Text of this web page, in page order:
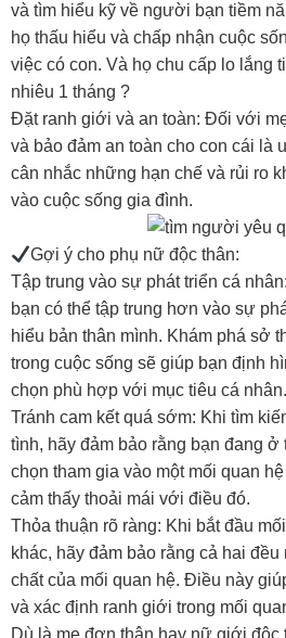
và tìm hiểu kỹ về người bạn tiềm
họ thấu hiểu và chấp nhận cuộc
việc có con. Và họ chu cấp lo lắng
nhiêu 1 tháng ?
Đặt ranh giới và an toàn: Đối với
và bảo đảm an toàn cho con cái là
cân nhắc những hạn chế và rủi ro
vào cuộc sống gia đình.
Gợi ý cho phụ nữ độc thân:
Tập trung vào sự phát triển cá
bạn có thể tập trung hơn vào sự
hiểu bản thân mình. Khám phá sở
trong cuộc sống sẽ giúp bạn định
chọn phù hợp với mục tiêu cá nhân.
Tránh cam kết quá sớm: Khi tìm
tình, hãy đảm bảo rằng bạn đang ở
chọn tham gia vào một mối quan
cảm thấy thoải mái với điều đó.
Thỏa thuận rõ ràng: Khi bắt đầu
khác, hãy đảm bảo rằng cả hai
chất của mối quan hệ. Điều này
và xác định ranh giới trong mối